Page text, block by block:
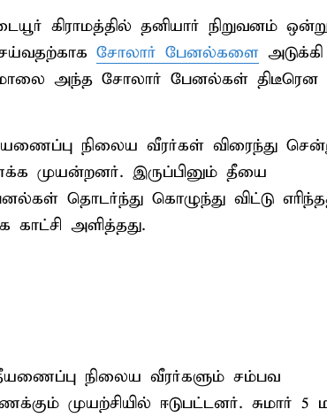
கிராமத்தில் தனியார் நிறுவனம்
சோலார் பேனல்களை அடுக்கி
மாலை அந்த சோலார் பேனல்கள் திடீரென
நிலைய வீரர்கள் விரைந்து
முயன்றனர். இருப்பினும் தீயை
தொடர்ந்து கொழுந்து விட்டு
காட்சி அளித்தது.
தீயணைப்பு நிலைய வீரர்களும் சம்பவ
முயற்சியில் ஈடுபட்டனர். சுமார் 5